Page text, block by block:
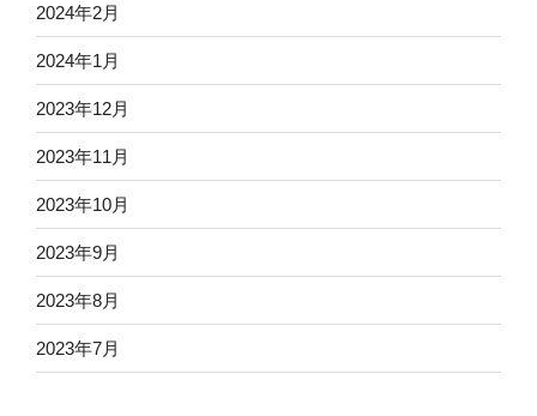
2024年2月
2024年1月
2023年12月
2023年11月
2023年10月
2023年9月
2023年8月
2023年7月